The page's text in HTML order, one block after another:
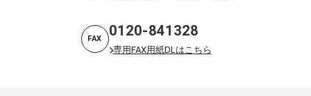
FAX 0120-841328
専用FAX用紙DLはこちら